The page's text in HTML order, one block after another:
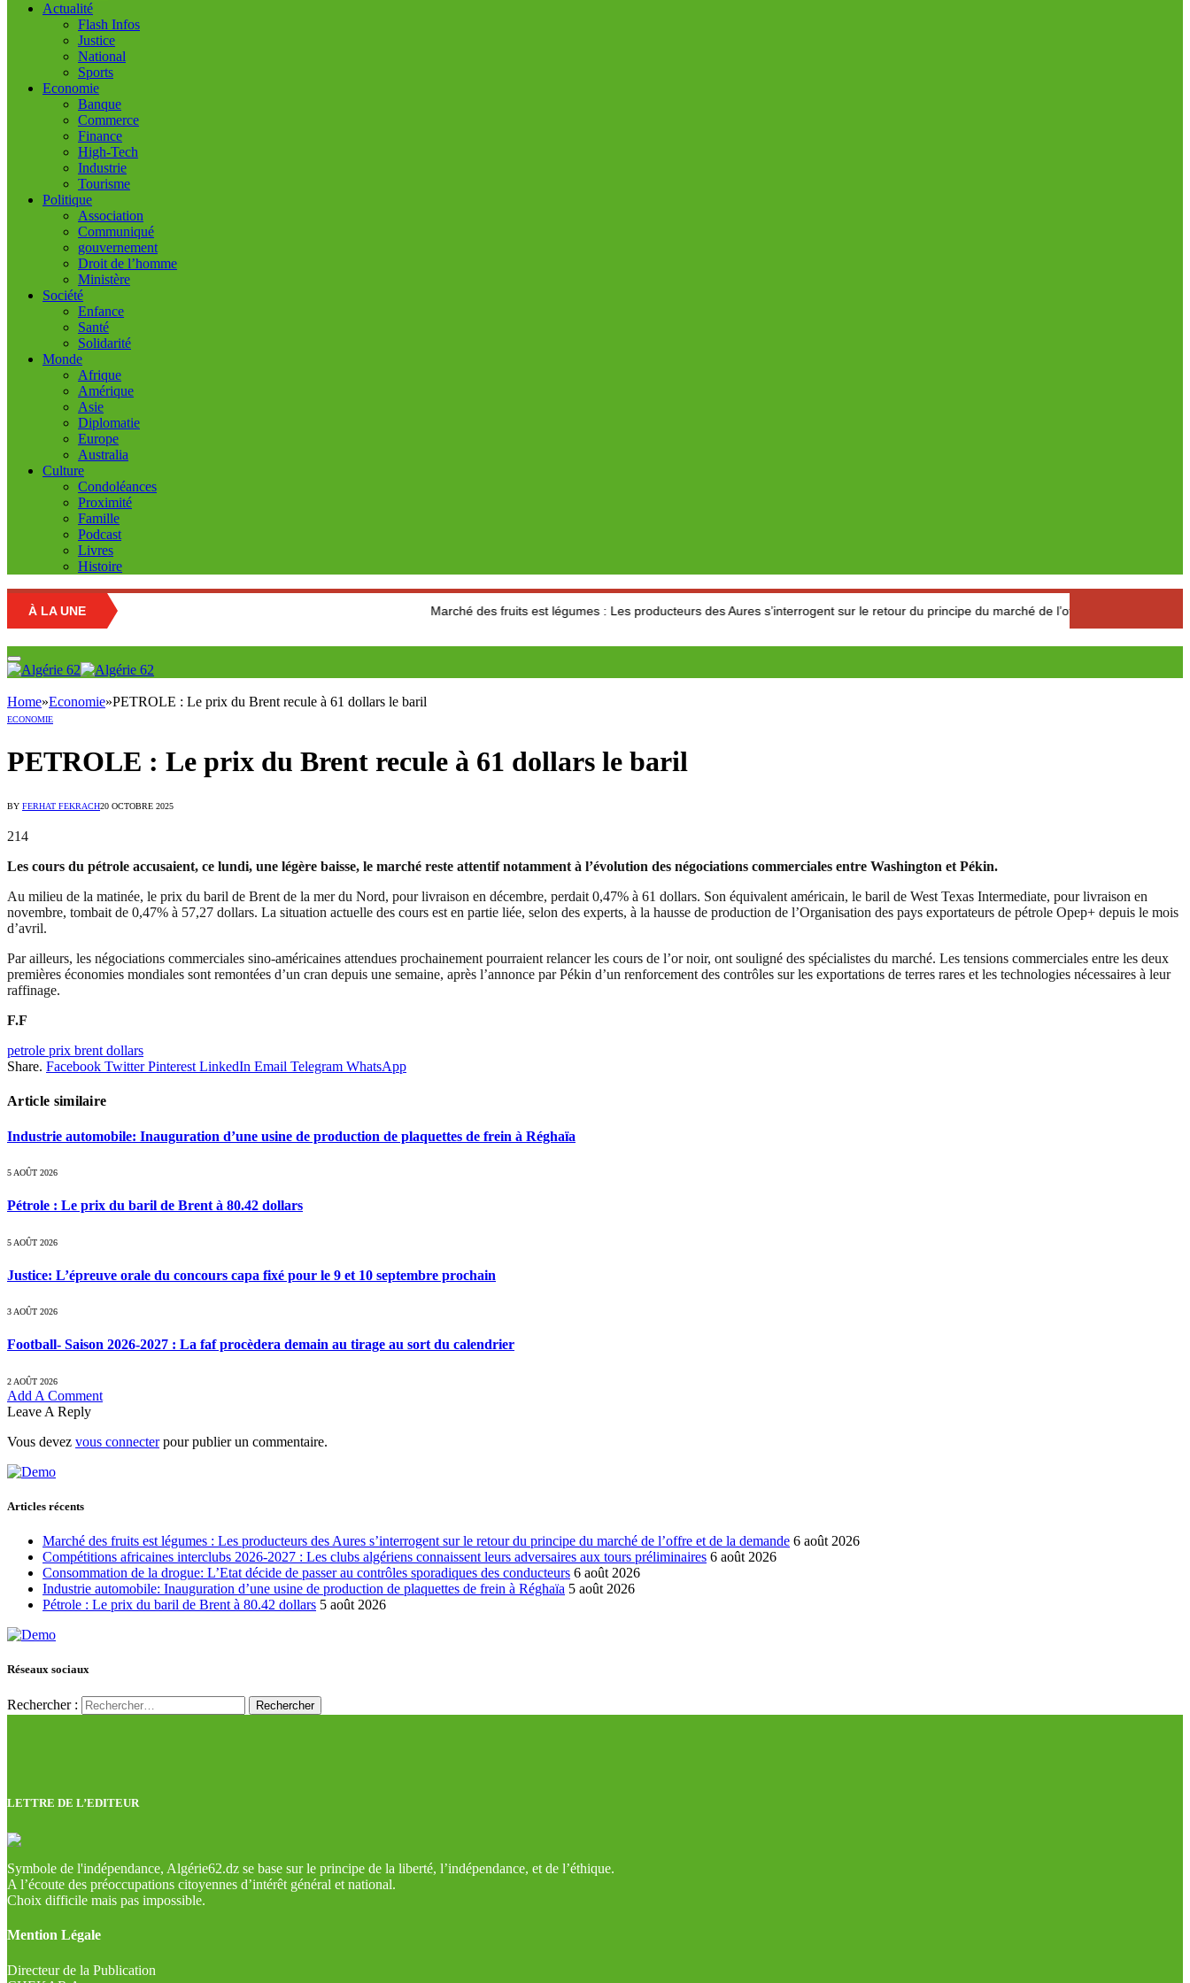
Actualité
Flash Infos
Justice
National
Sports
Economie
Banque
Commerce
Finance
High-Tech
Industrie
Tourisme
Politique
Association
Communiqué
gouvernement
Droit de l’homme
Ministère
Société
Enfance
Santé
Solidarité
Monde
Afrique
Amérique
Asie
Diplomatie
Europe
Australia
Culture
Condoléances
Proximité
Famille
Podcast
Livres
Histoire
À LA UNE Marché des fruits est légumes : Les producteurs des Aures s’interrogent sur le retour du principe du marché de l’offre et de la demande
Home»Economie»PETROLE : Le prix du Brent recule à 61 dollars le baril
ECONOMIE
PETROLE : Le prix du Brent recule à 61 dollars le baril
BY FERHAT FEKRACH20 OCTOBRE 2025
214
Les cours du pétrole accusaient, ce lundi, une légère baisse, le marché reste attentif notamment à l’évolution des négociations commerciales entre Washington et Pékin.
Au milieu de la matinée, le prix du baril de Brent de la mer du Nord, pour livraison en décembre, perdait 0,47% à 61 dollars. Son équivalent américain, le baril de West Texas Intermediate, pour livraison en
novembre, tombait de 0,47% à 57,27 dollars. La situation actuelle des cours est en partie liée, selon des experts, à la hausse de production de l’Organisation des pays exportateurs de pétrole Opep+ depuis le mois
d’avril.
Par ailleurs, les négociations commerciales sino-américaines attendues prochainement pourraient relancer les cours de l’or noir, ont souligné des spécialistes du marché. Les tensions commerciales entre les deux
premières économies mondiales sont remontées d’un cran depuis une semaine, après l’annonce par Pékin d’un renforcement des contrôles sur les exportations de terres rares et les technologies nécessaires à leur
raffinage.
F.F
petrole prix brent dollars
Share. Facebook Twitter Pinterest LinkedIn Email Telegram WhatsApp
Article similaire
Industrie automobile: Inauguration d’une usine de production de plaquettes de frein à Réghaïa
5 AOÛT 2026
Pétrole : Le prix du baril de Brent à 80.42 dollars
5 AOÛT 2026
Justice: L’épreuve orale du concours capa fixé pour le 9 et 10 septembre prochain
3 AOÛT 2026
Football- Saison 2026-2027 : La faf procèdera demain au tirage au sort du calendrier
2 AOÛT 2026
Add A Comment
Leave A Reply
Vous devez vous connecterpour publier un commentaire.
Articles récents
Marché des fruits est légumes : Les producteurs des Aures s’interrogent sur le retour du principe du marché de l’offre et de la demande 6 août 2026
Compétitions africaines interclubs 2026-2027 : Les clubs algériens connaissent leurs adversaires aux tours préliminaires 6 août 2026
Consommation de la drogue: L’Etat décide de passer au contrôles sporadiques des conducteurs 6 août 2026
Industrie automobile: Inauguration d’une usine de production de plaquettes de frein à Réghaïa 5 août 2026
Pétrole : Le prix du baril de Brent à 80.42 dollars 5 août 2026
Réseaux sociaux
Rechercher :
LETTRE DE L’EDITEUR
Symbole de l'indépendance, Algérie62.dz se base sur le principe de la liberté, l’indépendance, et de l’éthique.
A l’écoute des préoccupations citoyennes d’intérêt général et national.
Choix difficile mais pas impossible.
Mention Légale
Directeur de la Publication